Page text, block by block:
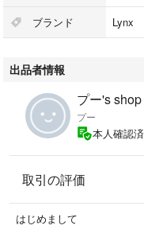
ブランド Lynx
出品者情報
プー's shop
プー
本人確認済
取引の評価
はじめまして